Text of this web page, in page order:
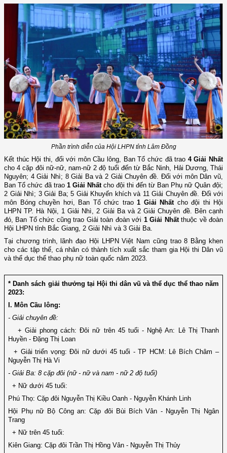
Phần trình diễn của Hội LHPN tỉnh Lâm Đồng
Kết thúc Hội thi, đối với môn Cầu lông, Ban Tổ chức đã trao 4 Giải Nhất
cho 4 cặp đôi nữ-nữ, nam-nữ 2 độ tuổi đến từ Bắc Ninh, Hải Dương, Thái
Nguyên; 4 Giải Nhì; 8 Giải Ba và 2 Giải Chuyên đề. Đối với môn Dân vũ,
Ban Tổ chức đã trao 1 Giải Nhất cho đội thi đến từ Ban Phụ nữ Quân đội;
2 Giải Nhì; 3 Giải Ba; 5 Giải Khuyến khích và 11 Giải Chuyên đề. Đối với
môn Bóng chuyền hơi, Ban Tổ chức trao 1 Giải Nhất cho đội thi Hội
LHPN TP. Hà Nội, 1 Giải Nhì, 2 Giải Ba và 2 Giải Chuyên đề. Bên cạnh
đó, Ban Tổ chức cũng trao Giải toàn đoàn với 1 Giải Nhấtthuộc về đoàn
Hội LHPN tỉnh Bắc Giang, 2 Giải Nhì và 3 Giải Ba.
Tại chương trình, lãnh đạo Hội LHPN Việt Nam cũng trao 8 Bằng khen
cho các tập thể, cá nhân có thành tích xuất sắc tham gia Hội thi Dân vũ
và thể dục thể thao phụ nữ toàn quốc năm 2023.
* Danh sách giải thưởng tại Hội thi dân vũ và thể dục thể thao năm
2023:
I. Môn Cầu lông:
- Giải chuyên đề:
+ Giải phong cách: Đôi nữ trên 45 tuổi - Nghệ An: Lê Thị Thanh
Huyền - Đặng Thị Loan
+ Giải triển vọng: Đôi nữ dưới 45 tuổi - TP HCM: Lê Bích Châm –
Nguyễn Thị Hà Vi
- Giải Ba: 8 cặp đôi (nữ - nữ và nam - nữ 2 độ tuổi)
+ Nữ dưới 45 tuổi:
Phú Thọ: Cặp đôi Nguyễn Thị Kiều Oanh - Nguyễn Khánh Linh
Hội Phụ nữ Bộ Công an: Cặp đôi Bùi Bích Vân - Nguyễn Thị Ngân
Trang
+ Nữ trên 45 tuổi:
Kiên Giang: Cặp đôi Trần Thị Hồng Vân - Nguyễn Thị Thủy